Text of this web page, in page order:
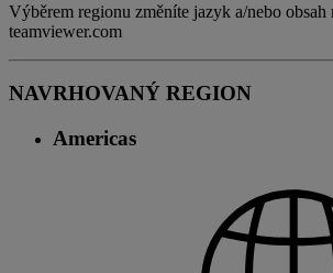
Výběrem regionu změníte jazyk a/nebo obsah
teamviewer.com
NAVRHOVANÝ REGION
Americas